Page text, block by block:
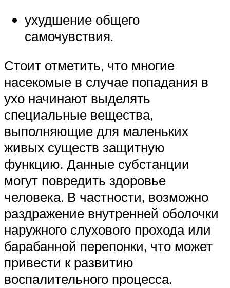
ухудшение общего
самочувствия.
Стоит отметить, что многие
насекомые в случае попадания в
ухо начинают выделять
специальные вещества,
выполняющие для маленьких
живых существ защитную
функцию. Данные субстанции
могут повредить здоровье
человека. В частности, возможно
раздражение внутренней оболочки
наружного слухового прохода или
барабанной перепонки, что может
привести к развитию
воспалительного процесса.